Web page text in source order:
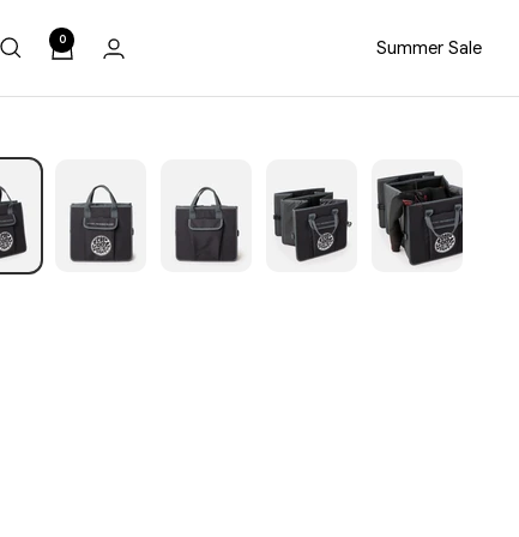
Summer Sale
0